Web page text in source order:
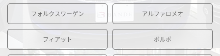
フォルクスワーゲン アルファロメオ
フィアット ボルボ